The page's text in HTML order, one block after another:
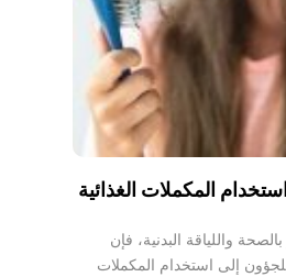
المكملات الغذائية
واللياقة البدنية، فإن
إلى استخدام المكملات